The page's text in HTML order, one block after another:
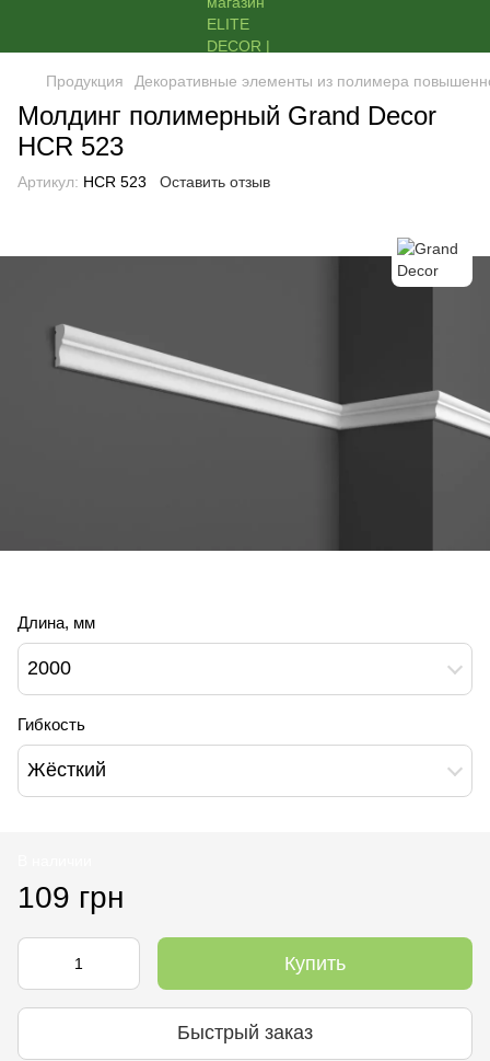
Продукция Декоративные элементы из полимера
Молдинг полимерный Grand Decor
HCR 523
Артикул: HCR 523 Оставить отзыв
Длина, мм
2000
Гибкость
Жёсткий
109 грн
Купить
Быстрый заказ